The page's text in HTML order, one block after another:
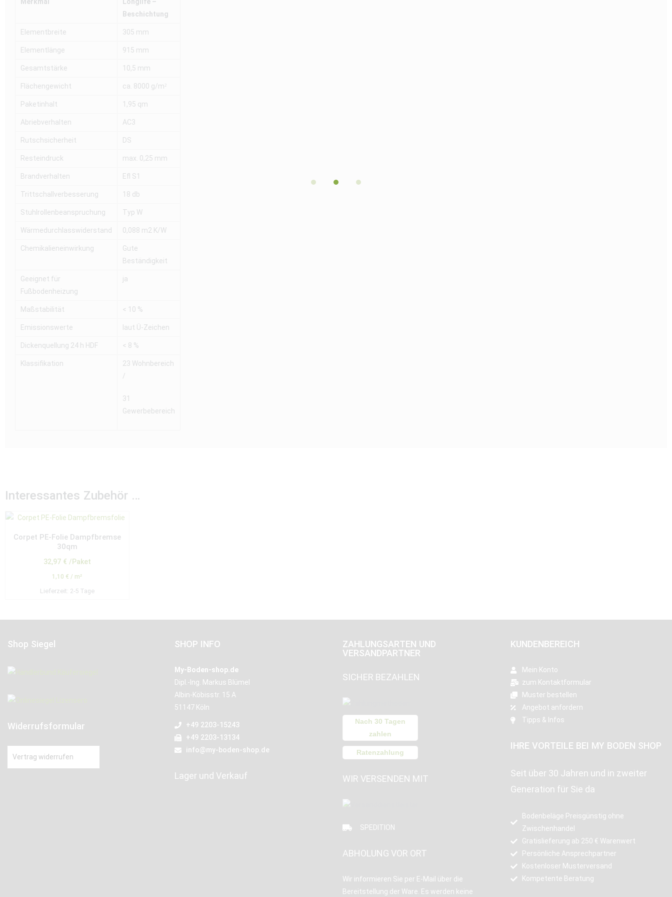
Beschichtung
Elementbreite 305 mm
Elementlänge 915 mm
Gesamtstärke 10,5 mm
Flächengewicht ca. 8000 g/m²
Paketinhalt 1,95 qm
Abriebverhalten AC3
Rutschsicherheit DS
Resteindruck max. 0,25 mm
Brandverhalten Efl S1
Trittschallverbesserung 18 db
Stuhlrollenbeanspruchung Typ W
Wärmedurchlasswiderstand 0,088 m2 K/W
Chemikalieneinwirkung
Gute
Beständigkeit
Geeignet für
Fußbodenheizung
ja
Maßstabilität < 10 %
Emissionswerte laut Ü-Zeichen
Dickenquellung 24 h HDF < 8 %
Klassifikation
23 Wohnbereich
/
31
Gewerbebereich
Interessantes Zubehör …
Corpet PE-Folie Dampfbremse
30qm
32,97 € /Paket
1,10 € / m²
Lieferzeit: 2-5 Tage
Shop Siegel
Widerrufsformular
Vertrag widerrufen
SHOP INFO
My-Boden-shop.de
Dipl.-Ing. Markus Blümel
Albin-Köbisstr. 15 A
51147 Köln
+49 2203-15243
+49 2203-13134
info@my-boden-shop.de
Lager und Verkauf
ZAHLUNGSARTEN UND
VERSANDPARTNER
SICHER BEZAHLEN
Nach 30 Tagen
zahlen
Ratenzahlung
WIR VERSENDEN MIT
SPEDITION
ABHOLUNG VOR ORT
Wir informieren Sie per E-Mail über die
Bereitstellung der Ware. Es werden keine
KUNDENBEREICH
Mein Konto
zum Kontaktformular
Muster bestellen
Angebot anfordern
Tipps & Infos
IHRE VORTEILE BEI MY BODEN SHOP
Seit über 30 Jahren und in zweiter
Generation für Sie da
Bodenbeläge Preisgünstig ohne
Zwischenhandel
Gratislieferung ab 250 € Warenwert
Persönliche Ansprechpartner
Kostenloser Musterversand
Kompetente Beratung